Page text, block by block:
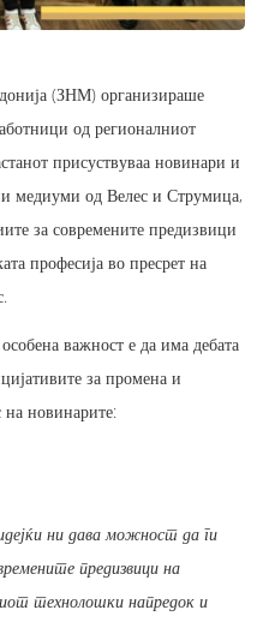
(ЗНМ) организираше
од регионалниот
присуствуваа новинари и
медиуми од Велес и Струмица,
за современите предизвици
професија во пресрет на
важност е да има дебата
за промена и
на новинарите:
ни дава можност да ги
предизвици на
технолошки напредок и